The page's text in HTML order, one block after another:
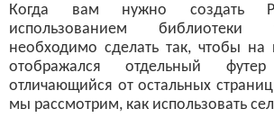
Когда вам нужно создать
использованием библиотеки
необходимо сделать так, чтобы на
отображался отдельный
отличающийся от остальных
мы рассмотрим, как использовать